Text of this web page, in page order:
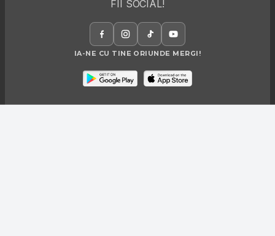
FII SOCIAL!
IA-NE CU TINE ORIUNDE MERGI!